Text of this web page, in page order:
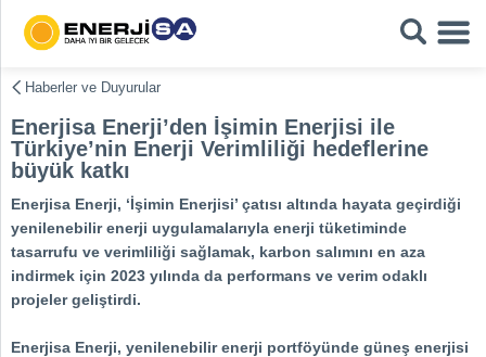
Haberler ve Duyurular
Enerjisa Enerji’den İşimin Enerjisi ile
Türkiye’nin Enerji Verimliliği hedeflerine
büyük katkı
Enerjisa Enerji, ‘İşimin Enerjisi’ çatısı altında hayata geçirdiği
yenilenebilir enerji uygulamalarıyla enerji tüketiminde
tasarrufu ve verimliliği sağlamak, karbon salımını en aza
indirmek için 2023 yılında da performans ve verim odaklı
projeler geliştirdi.
Enerjisa Enerji, yenilenebilir enerji portföyünde güneş enerjisi